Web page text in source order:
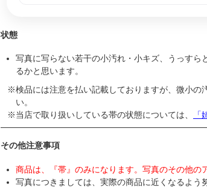
状態
写真に写らない若干の小汚れ・小キズ、うっす
るかと思います。
検品には注意を払い記載しておりますが、微小の
い。
当店で取り扱いしている帯の状態については、
その他注意事項
商品は、『帯』のみになります。写真のその他の
写真につきましては、実際の商品に近くなるよ